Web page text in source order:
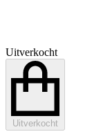
Uitverkocht
Uitverkocht